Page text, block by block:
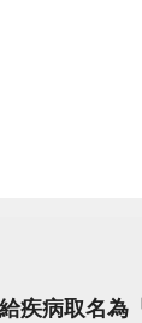
疾病取名為